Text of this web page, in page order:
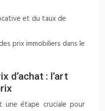
et du taux de
prix immobiliers dans le
d’achat : l’art
une étape cruciale pour